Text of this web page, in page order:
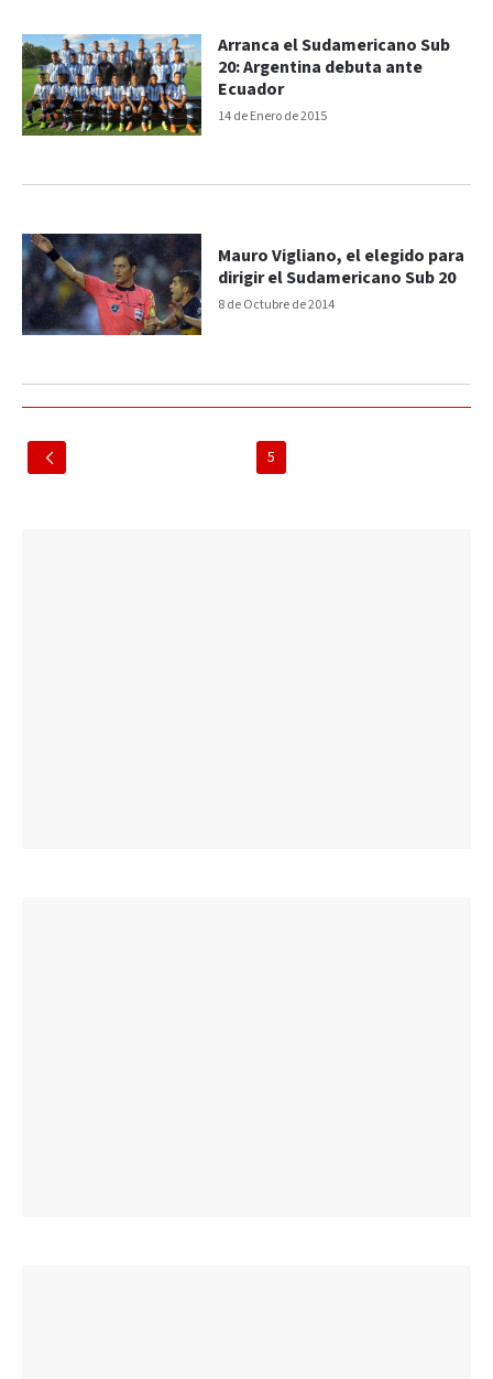
14 de Enero de 2015
Arranca el Sudamericano Sub
20: Argentina debuta ante
Ecuador
8 de Octubre de 2014
Mauro Vigliano, el elegido para
dirigir el Sudamericano Sub 20
5